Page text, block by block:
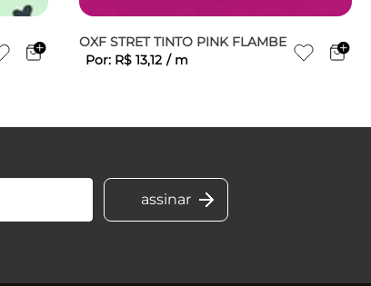
OXF STRET TINTO PINK FLAMBE
Por: R$ 13,12 / m